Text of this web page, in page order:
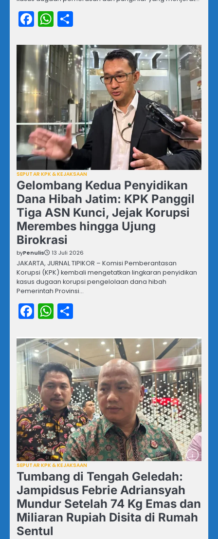
Facebook
WhatsApp
SEPUTAR KPK & KEJAKSAAN
Gelombang Kedua Penyidikan
Dana Hibah Jatim: KPK Panggil
Tiga ASN Kunci, Jejak Korupsi
Merembes hingga Ujung
Birokrasi
byPenulis 13 Juli 2026
JAKARTA, JURNAL TIPIKOR – Komisi Pemberantasan
Korupsi (KPK) kembali mengetatkan lingkaran penyidikan
kasus dugaan korupsi pengelolaan dana hibah
Pemerintah Provinsi…
Facebook
WhatsApp
SEPUTAR KPK & KEJAKSAAN
Tumbang di Tengah Geledah:
Jampidsus Febrie Adriansyah
Mundur Setelah 74 Kg Emas dan
Miliaran Rupiah Disita di Rumah
Sentul